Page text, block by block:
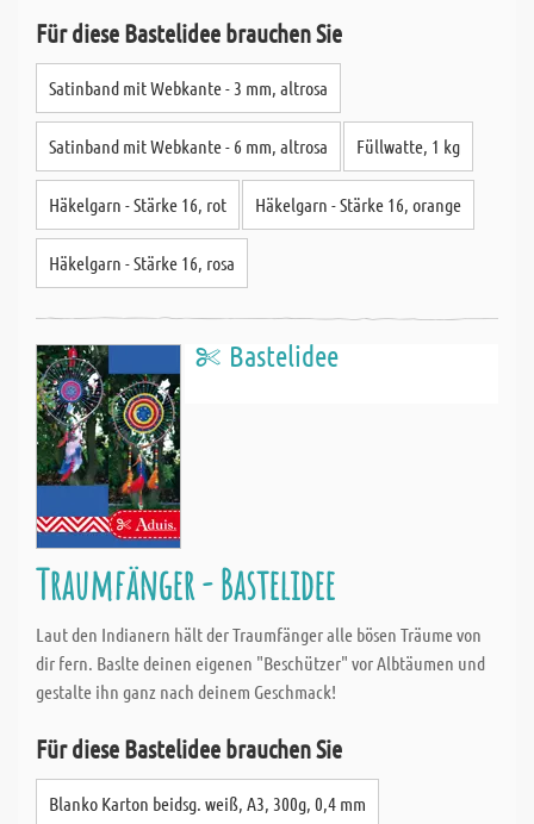
Für diese Bastelidee brauchen Sie
Satinband mit Webkante - 3 mm, altrosa
Satinband mit Webkante - 6 mm, altrosa Füllwatte, 1 kg
Häkelgarn - Stärke 16, rot Häkelgarn - Stärke 16, orange
Häkelgarn - Stärke 16, rosa
Bastelidee
Traumfänger - Bastelidee
Laut den Indianern hält der Traumfänger alle bösen Träume von
dir fern. Baslte deinen eigenen "Beschützer" vor Albtäumen und
gestalte ihn ganz nach deinem Geschmack!
Für diese Bastelidee brauchen Sie
Blanko Karton beidsg. weiß, A3, 300g, 0,4 mm